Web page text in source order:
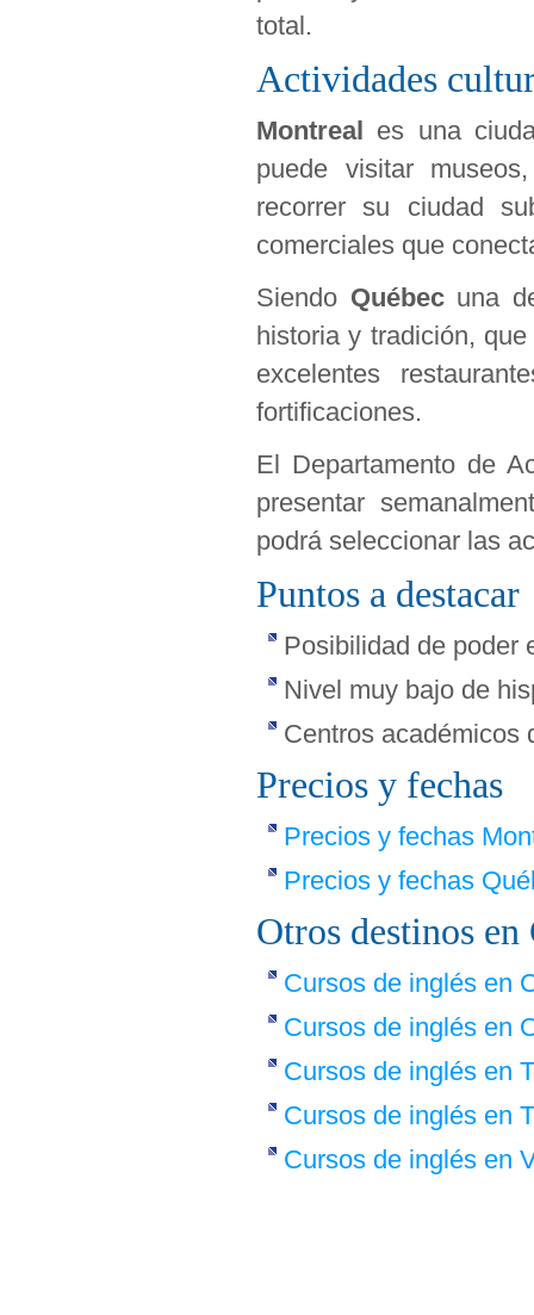
total.
Actividades
Montreal es una
puede visitar
recorrer su ciudad
comerciales que
Siendo Québecuna
historia y tradición,
excelentes
fortificaciones.
El Departamento de
presentar
podrá seleccionar las
Puntos a destacar
Posibilidad de poder
Nivel muy bajo de
Centros académicos
Precios y fechas
Precios y fechas
Precios y fechas
Otros destinos en
Cursos de inglés en
Cursos de inglés en
Cursos de inglés en
Cursos de inglés en
Cursos de inglés en